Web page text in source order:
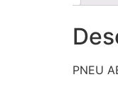
PNEU